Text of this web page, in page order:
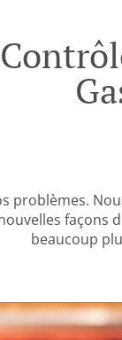
problèmes.
façons
beaucoup